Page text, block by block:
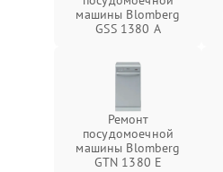
машины Blomberg
GSS 1380 А
Ремонт
посудомоечной
машины Blomberg
GTN 1380 E